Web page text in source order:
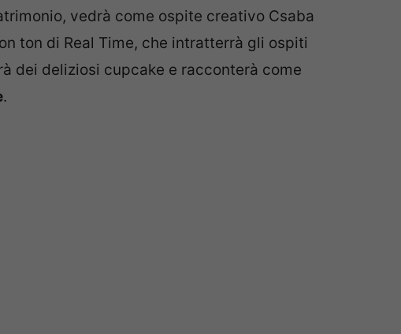
vedrà come ospite creativo Csaba
ton di Real Time, che intratterrà gli ospiti
dei deliziosi cupcake e racconterà come
.